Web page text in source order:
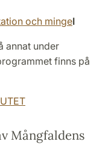
och mingel
annat under
finns på
Mångfaldens